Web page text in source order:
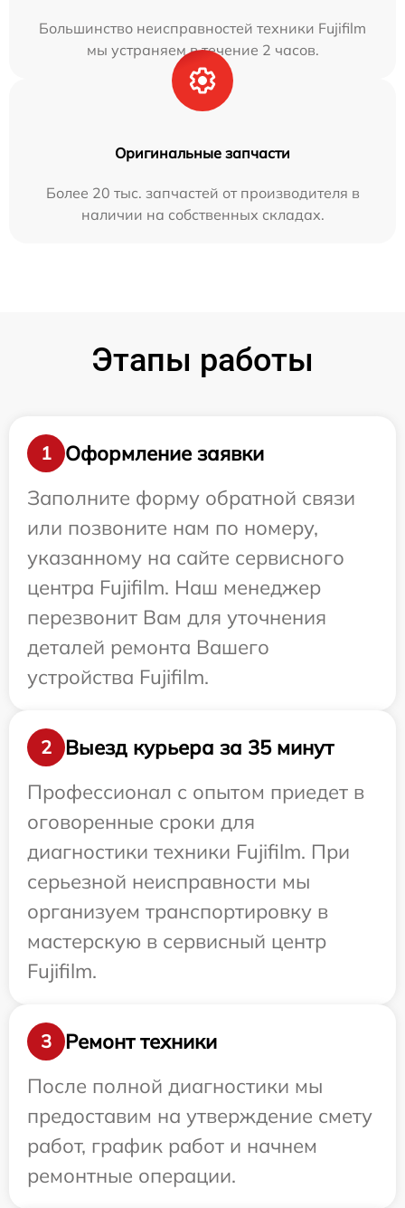
Большинство неисправностей техники Fujifilm
мы устраняем в течение 2 часов.
Оригинальные запчасти
Более 20 тыс. запчастей от производителя в
наличии на собственных складах.
Этапы работы
1
Оформление заявки
Заполните форму обратной связи
или позвоните нам по номеру,
указанному на сайте сервисного
центра Fujifilm. Наш менеджер
перезвонит Вам для уточнения
деталей ремонта Вашего
устройства Fujifilm.
2
Выезд курьера за 35 минут
Профессионал с опытом приедет в
оговоренные сроки для
диагностики техники Fujifilm. При
серьезной неисправности мы
организуем транспортировку в
мастерскую в сервисный центр
Fujifilm.
3
Ремонт техники
После полной диагностики мы
предоставим на утверждение смету
работ, график работ и начнем
ремонтные операции.